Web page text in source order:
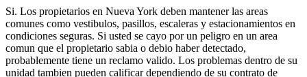
Si. Los propietarios en Nueva York deben mantener las areas
comunes como vestibulos, pasillos, escaleras y estacionamientos en
condiciones seguras. Si usted se cayo por un peligro en un area
comun que el propietario sabia o debio haber detectado,
probablemente tiene un reclamo valido. Los problemas dentro de su
unidad tambien pueden calificar dependiendo de su contrato de